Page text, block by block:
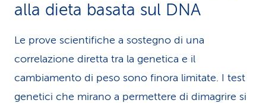
alla dieta basata sul DNA
Le prove scientifiche a sostegno di una
correlazione diretta tra la genetica e il
cambiamento di peso sono finora limitate. I test
genetici che mirano a permettere di dimagrire si